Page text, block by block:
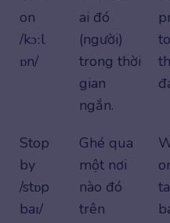
on
/kɔːl
ɒn/
ai đó
(người)
trong thời
gian
ngắn.
Stop
by
/stɒp
baɪ/
Ghé qua
một nơi
nào đó
trên